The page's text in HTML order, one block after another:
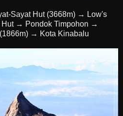
Sayat Hut (3668m) → Low's
→ Pondok Timpohon →
→ Kota Kinabalu